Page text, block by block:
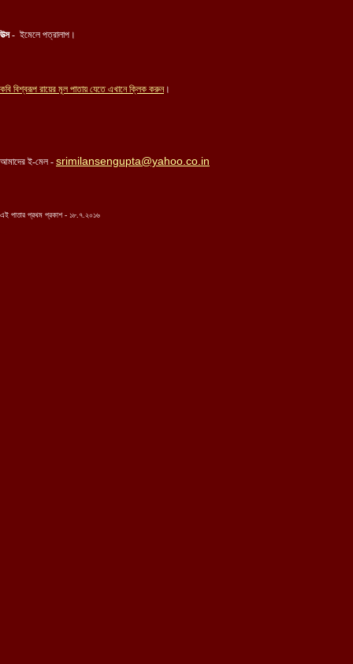
উত্স- ইমেলে পত্রালাপ।
কবি বিশ্বরূপ রায়ের মূল পাতায় যেতে এখানে ক্লিক করুন।
আমাদের ই-মেল - srimilansengupta@yahoo.co.in
এই পাতার প্রথম প্রকাশ - ১৮ .৭.২০১৬